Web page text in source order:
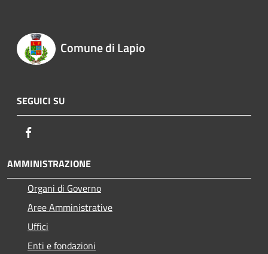
Comune di Lapio
SEGUICI SU
AMMINISTRAZIONE
Organi di Governo
Aree Amministrative
Uffici
Enti e fondazioni